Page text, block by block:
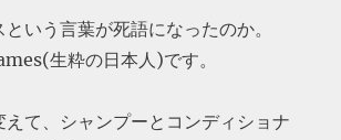
いう言葉が死語になったのか。
生粋の日本人)です。
えて、シャンプーとコンディショナ